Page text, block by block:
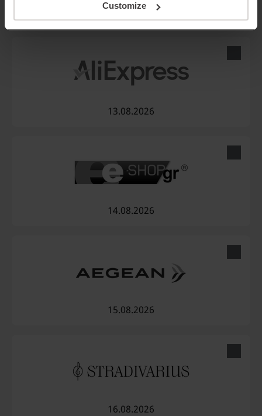
Customize
12.08.2026
13.08.2026
14.08.2026
15.08.2026
16.08.2026